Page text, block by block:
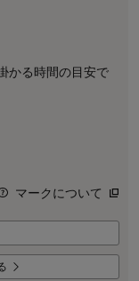
かる時間の目安で
マークについて